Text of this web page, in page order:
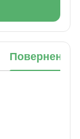
Повернення